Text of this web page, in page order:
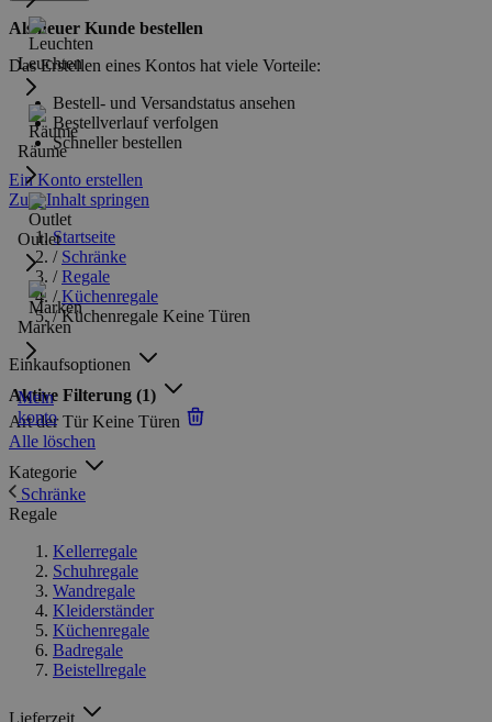
Leuchten
Räume
Outlet
Marken
Mein
konto
Als neuer Kunde bestellen
Das Erstellen eines Kontos hat viele Vorteile:
Bestell- und Versandstatus ansehen
Bestellverlauf verfolgen
Schneller bestellen
Ein Konto erstellen
Zum Inhalt springen
Startseite
/ Schränke
/ Regale
/ Küchenregale
/ Küchenregale Keine Türen
Einkaufsoptionen
Aktive Filterung (1)
Art der Tür Keine Türen
Alle löschen
Kategorie
Schränke
Regale
Kellerregale
Schuhregale
Wandregale
Kleiderständer
Küchenregale
Badregale
Beistellregale
Lieferzeit